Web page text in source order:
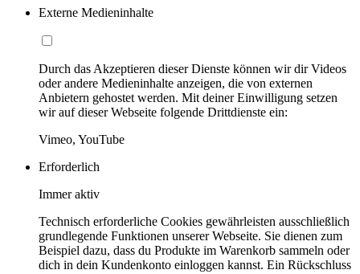
Externe Medieninhalte
Durch das Akzeptieren dieser Dienste können wir dir Videos
oder andere Medieninhalte anzeigen, die von externen
Anbietern gehostet werden. Mit deiner Einwilligung setzen
wir auf dieser Webseite folgende Drittdienste ein:
Vimeo, YouTube
Erforderlich
Immer aktiv
Technisch erforderliche Cookies gewährleisten ausschließlich
grundlegende Funktionen unserer Webseite. Sie dienen zum
Beispiel dazu, dass du Produkte im Warenkorb sammeln oder
dich in dein Kundenkonto einloggen kannst. Ein Rückschluss